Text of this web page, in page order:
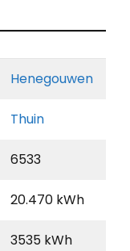
Henegouwen
Thuin
6533
20.470 kWh
3535 kWh